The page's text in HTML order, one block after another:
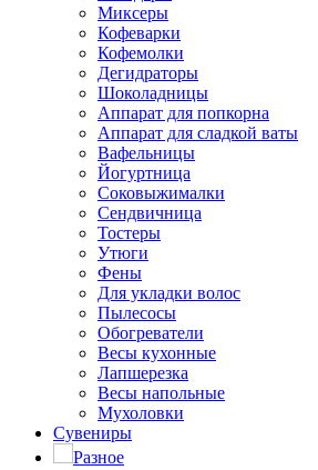
Миксеры
Кофеварки
Кофемолки
Дегидраторы
Шоколадницы
Аппарат для попкорна
Аппарат для сладкой ваты
Вафельницы
Йогуртница
Соковыжималки
Сендвичница
Тостеры
Утюги
Фены
Для укладки волос
Пылесосы
Обогреватели
Весы кухонные
Лапшерезка
Весы напольные
Мухоловки
Сувениры
Разное